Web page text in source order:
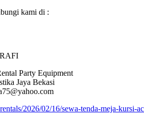
kami di :
Party Equipment
Jaya Bekasi
2026/02/16/sewa-tenda-meja-kursi-